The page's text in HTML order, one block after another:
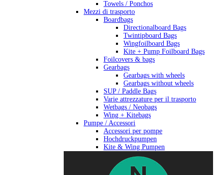
Towels / Ponchos
Mezzi di trasporto
Boardbags
Directionalboard Bags
Twintipboard Bags
Wingfoilboard Bags
Kite + Pump Foilboard Bags
Foilcovers & bags
Gearbags
Gearbags with wheels
Gearbags without wheels
SUP / Paddle Bags
Varie attrezzature per il trasporto
Wetbags / Neobags
Wing + Kitebags
Pumpe / Accessori
Accessori per pompe
Hochdruckpumpen
Kite & Wing Pumpen